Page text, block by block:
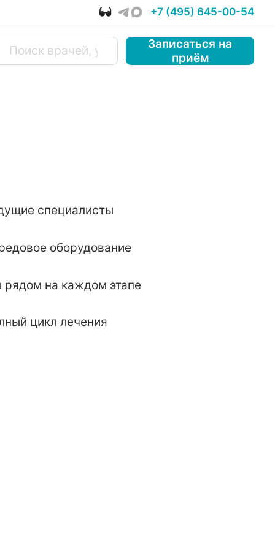
+7 (495) 645-00-54
Записаться на
приём
специалисты
оборудование
на каждом этапе
цикл лечения